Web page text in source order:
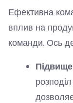
Ефективна
вплив на
команди. Ось